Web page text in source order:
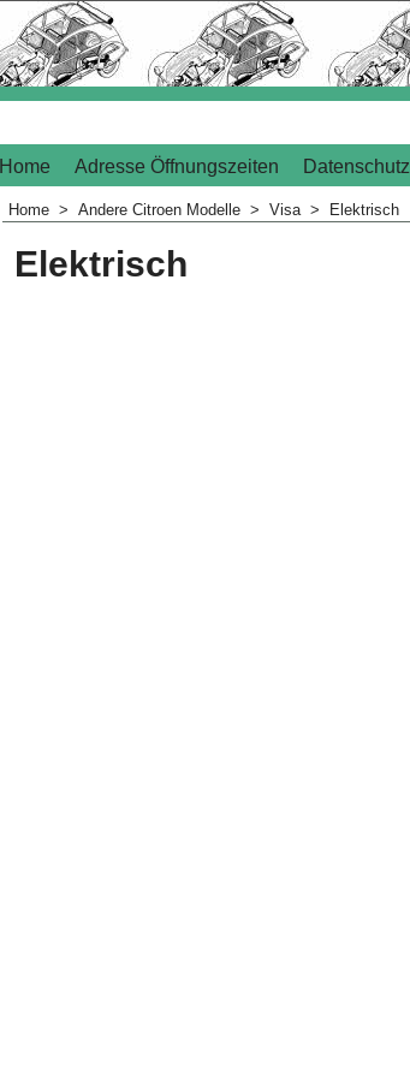
Home Adresse Öffnungszeiten Datenschutz
Home > Andere Citroen Modelle > Visa> Elektrisch
Elektrisch